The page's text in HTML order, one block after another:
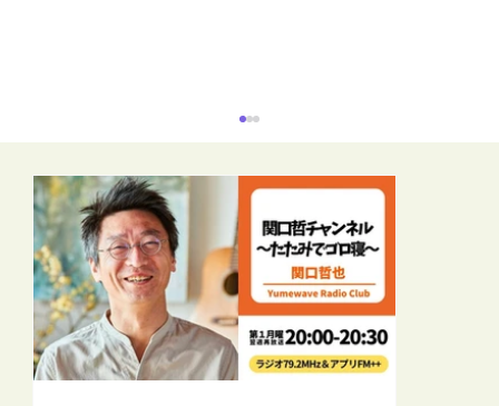
【再放送】リーラーヨガスタイル（シャ